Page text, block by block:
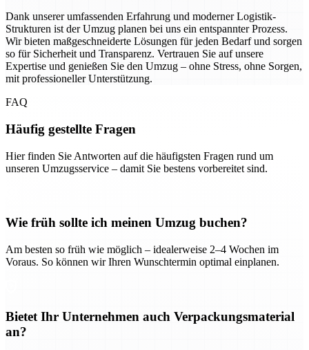
Dank unserer umfassenden Erfahrung und moderner Logistik-
Strukturen ist der Umzug planen bei uns ein entspannter Prozess.
Wir bieten maßgeschneiderte Lösungen für jeden Bedarf und sorgen
so für Sicherheit und Transparenz. Vertrauen Sie auf unsere
Expertise und genießen Sie den Umzug – ohne Stress, ohne Sorgen,
mit professioneller Unterstützung.
FAQ
Häufig gestellte Fragen
Hier finden Sie Antworten auf die häufigsten Fragen rund um
unseren Umzugsservice – damit Sie bestens vorbereitet sind.
Wie früh sollte ich meinen Umzug buchen?
Am besten so früh wie möglich – idealerweise 2–4 Wochen im
Voraus. So können wir Ihren Wunschtermin optimal einplanen.
Bietet Ihr Unternehmen auch Verpackungsmaterial
an?